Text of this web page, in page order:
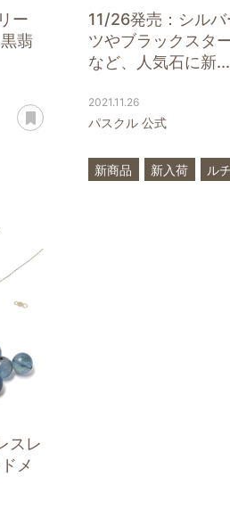
ー
翡
あとで読む
11/26発売：シル
ツやブラックスタ
など、人気石に新...
2021.11.26
パスクル 公式
新商品 新入荷
ル
スレ
メ